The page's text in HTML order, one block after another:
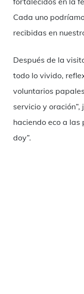
Cada uno
recibidas en
Después de la
todo lo vivido,
voluntarios
servicio y
haciendo eco a las
doy”.